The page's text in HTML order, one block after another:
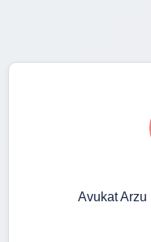
Avukat Arzu